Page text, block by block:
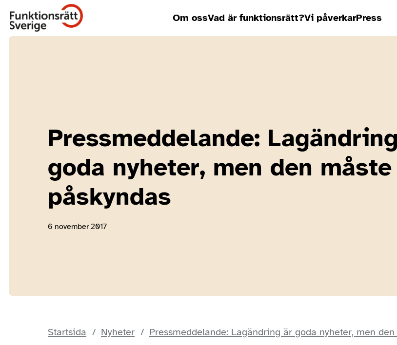
Om ossVad är funktionsrätt?Vi påverkarPress
Pressmeddelande:
goda nyheter, men den måste
påskyndas
6 november 2017
Startsida Nyheter Pressmeddelande: Lagändring är goda nyheter, men